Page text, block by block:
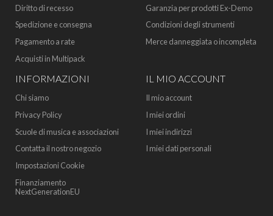
Diritto di recesso
Spedizione e consegna
Pagamento a rate
Acquisti in Multipack
Garanzia per prodotti Ex-Demo
Condizioni degli strumenti
Merce danneggiata o incompleta
INFORMAZIONI
Chi siamo
Privacy Policy
Scuole di musica e associazioni
Contatta il nostro negozio
Impostazioni Cookie
Finanziamento
NextGenerationEU
IL MIO ACCOUNT
Il mio account
I miei ordini
I miei indirizzi
I miei dati personali